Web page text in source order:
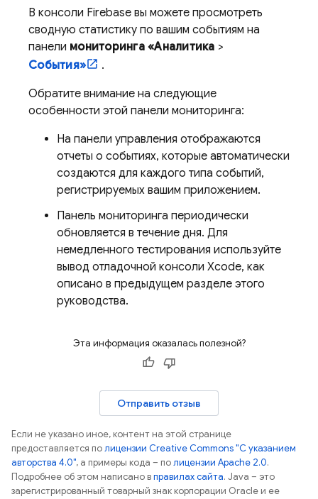
В консоли Firebase вы можете просмотреть
сводную статистику по вашим событиям на
панели мониторинга «Аналитика >
События»
.
Обратите внимание на следующие
особенности этой панели мониторинга:
На панели управления отображаются
отчеты о событиях, которые автоматически
создаются для каждого типа событий,
регистрируемых вашим приложением.
Панель мониторинга периодически
обновляется в течение дня. Для
немедленного тестирования используйте
вывод отладочной консоли Xcode, как
описано в предыдущем разделе этого
руководства.
Эта информация оказалась полезной?
Отправить отзыв
Если не указано иное, контент на этой странице
предоставляется полицензии Creative Commons "С указанием
авторства 4.0", а примеры кода – полицензии Apache 2.0.
Подробнее об этом написано вправилах сайта. Java – это
зарегистрированный товарный знак корпорации Oracle и ее